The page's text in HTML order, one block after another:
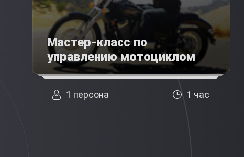
Мастер-класс по
управлению мотоциклом
1 персона 1 час